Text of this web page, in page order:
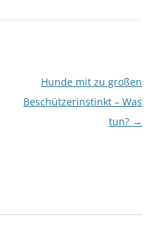
Hunde mit zu großen
Beschützerinstinkt – Was
tun? →